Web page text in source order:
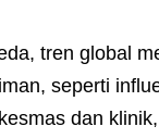
tren global
seperti
dan